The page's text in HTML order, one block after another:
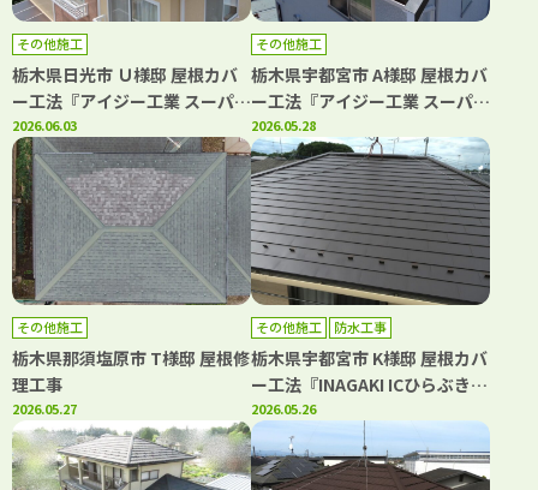
その他施工
栃木県日光市 Ｕ様邸 屋根カバ
ー工法『アイジー工業 スーパー
ガルテクト』
2026.06.03
その他施工
栃木県宇都宮市 A様邸 屋根カバ
ー工法『アイジー工業 スーパー
ガルテクト』
2026.05.28
その他施工
栃木県那須塩原市 T様邸 屋根修
理工事
2026.05.27
その他施工 防水工事
栃木県宇都宮市 K様邸 屋根カバ
ー工法『INAGAKI ICひらぶき
ヒランビー220』
2026.05.26